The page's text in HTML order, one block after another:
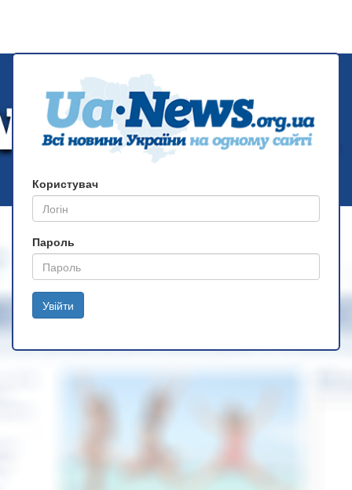
Користувач
Пароль